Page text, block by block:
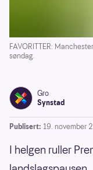
FAVORITTER:
søndag.
Gro
Synstad
Publisert: 19. november
I helgen ruller